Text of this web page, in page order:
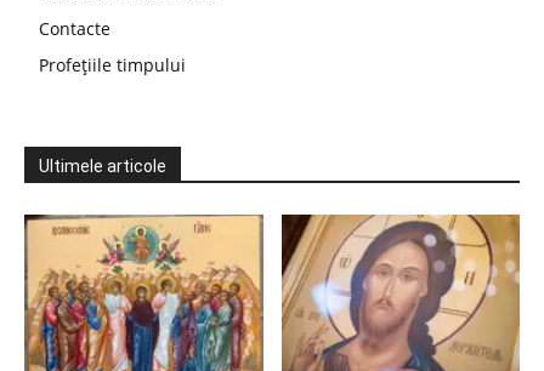
Contacte
Profețiile timpului
Ultimele articole